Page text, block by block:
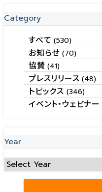
Category
すべて(530)
お知らせ (70)
協賛(41)
プレスリリース(48)
トピックス (346)
イベント・ウェビナー
Year